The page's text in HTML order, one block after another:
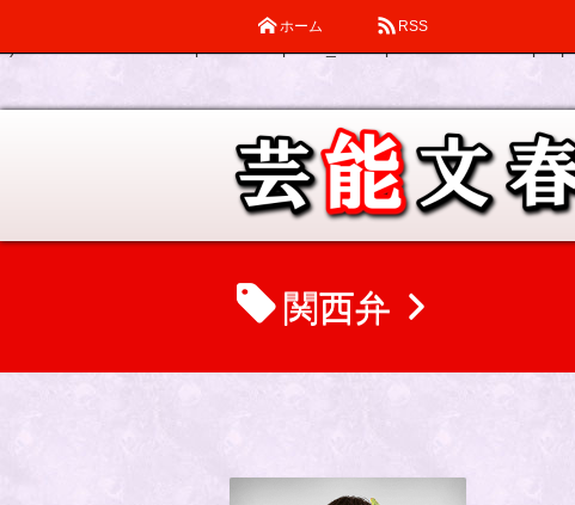
: Declaration of description_walker::start_el(&$output, $item,
ホーム RSS
関西弁